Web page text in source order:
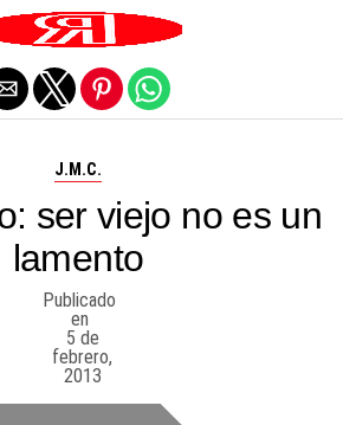
J.M.C.
ser viejo no es un
lamento
Publicado
en
5 de
febrero,
2013
de la versión móvil